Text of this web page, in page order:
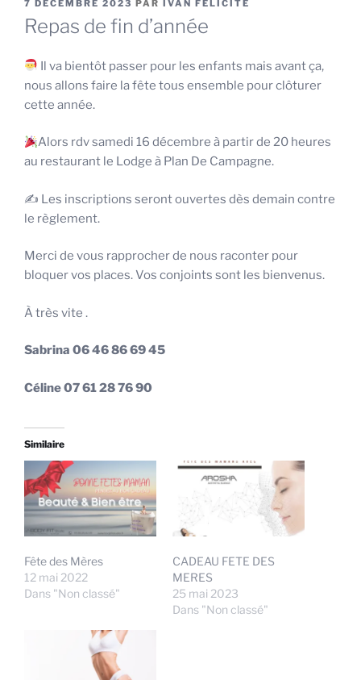
PUBLIÉ
LE
7 DÉCEMBRE 2023 PAR IVAN FELICITE
Repas de fin d’année
Il va bientôt passer pour les enfants mais avant ça,
nous allons faire la fête tous ensemble pour clôturer
cette année.
Alors rdv samedi 16 décembre à partir de 20 heures
au restaurant le Lodge à Plan De Campagne.
✍️ Les inscriptions seront ouvertes dès demain contre
le règlement.
Merci de vous rapprocher de nous raconter pour
bloquer vos places. Vos conjoints sont les bienvenus.
À très vite .
Sabrina 06 46 86 69 45
Céline 07 61 28 76 90
Similaire
Fête des Mères
12 mai 2022
Dans "Non classé"
CADEAU FETE DES
MERES
25 mai 2023
Dans "Non classé"